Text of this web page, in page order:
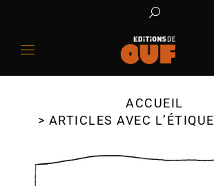
ACCUEIL
ARTICLES AVEC